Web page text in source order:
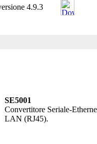
4.9.3
SE5001
Convertitore Seriale-
LAN (RJ45).